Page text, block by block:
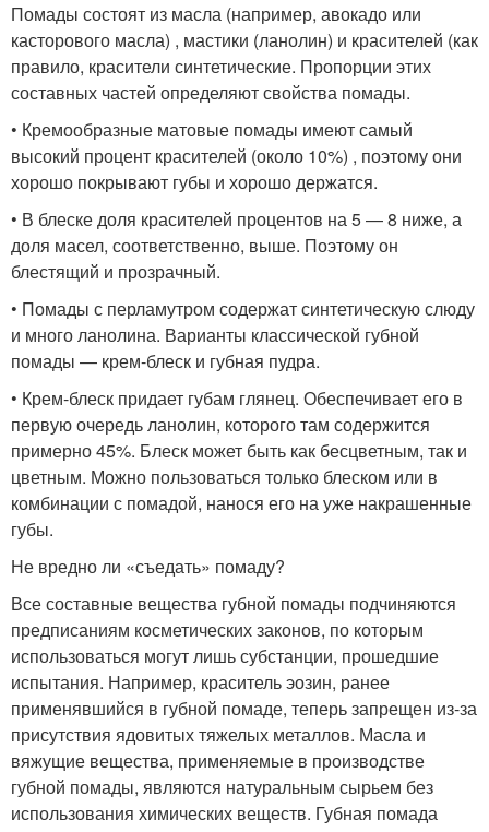
Помады состоят из масла (например, авокадо или
касторового масла) , мастики (ланолин) и красителей (как
правило, красители синтетические. Пропорции этих
составных частей определяют свойства помады.
• Кремообразные матовые помады имеют самый
высокий процент красителей (около 10%) , поэтому они
хорошо покрывают губы и хорошо держатся.
• В блеске доля красителей процентов на 5 — 8 ниже, а
доля масел, соответственно, выше. Поэтому он
блестящий и прозрачный.
• Помады с перламутром содержат синтетическую слюду
и много ланолина. Варианты классической губной
помады — крем-блеск и губная пудра.
• Крем-блеск придает губам глянец. Обеспечивает его в
первую очередь ланолин, которого там содержится
примерно 45%. Блеск может быть как бесцветным, так и
цветным. Можно пользоваться только блеском или в
комбинации с помадой, нанося его на уже накрашенные
губы.
Не вредно ли «съедать» помаду?
Все составные вещества губной помады подчиняются
предписаниям косметических законов, по которым
использоваться могут лишь субстанции, прошедшие
испытания. Например, краситель эозин, ранее
применявшийся в губной помаде, теперь запрещен из-за
присутствия ядовитых тяжелых металлов. Масла и
вяжущие вещества, применяемые в производстве
губной помады, являются натуральным сырьем без
использования химических веществ. Губная помада